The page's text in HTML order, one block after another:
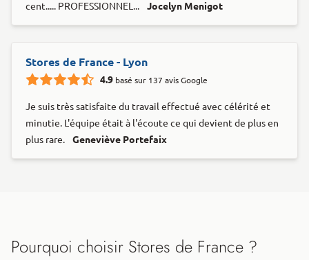
cent..... PROFESSIONNEL...
Jocelyn Menigot
Stores de France - Lyon
4.9 basé sur 137 avis Google
Je suis très satisfaite du travail effectué avec célérité et
minutie. L'équipe était à l'écoute ce qui devient de plus en
plus rare.
Geneviève Portefaix
Pourquoi choisir Stores de France ?